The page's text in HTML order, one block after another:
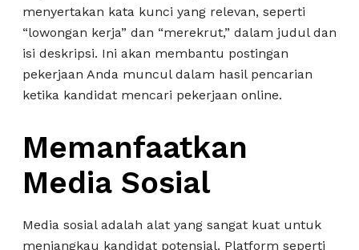
menyertakan kata kunci yang relevan, seperti
“lowongan kerja” dan “merekrut,” dalam judul dan
isi deskripsi. Ini akan membantu postingan
pekerjaan Anda muncul dalam hasil pencarian
ketika kandidat mencari pekerjaan online.
Memanfaatkan
Media Sosial
Media sosial adalah alat yang sangat kuat untuk
menjangkau kandidat potensial. Platform seperti